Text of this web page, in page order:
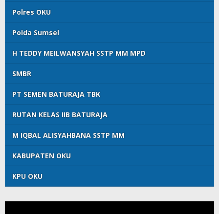
Polres OKU
Polda Sumsel
H TEDDY MEILWANSYAH SSTP MM MPD
SMBR
PT SEMEN BATURAJA TBK
RUTAN KELAS IIB BATURAJA
M IQBAL ALISYAHBANA SSTP MM
KABUPATEN OKU
KPU OKU